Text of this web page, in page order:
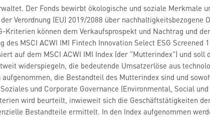
Der Fonds bewirbt ökologische und soziale Merkmale
Verordnung (EU) 2019/2088 über
Kriterien können dem Verkaufsprospekt und Nachtrag und
des MSCI ACWI IMI Fintech Innovation Select ESG Screened
auf dem MSCI ACWI IMI Index (der "Mutterindex") und
widerspiegeln, die bedeutende Umsatzerlöse aus
die Bestandteil des Mutterindex sind und
und Corporate Governance (Environmental, Social
wird beurteilt, inwieweit sich die Geschäftstätigkeiten
Bestandteile ermittelt. In den Index aufgenommen